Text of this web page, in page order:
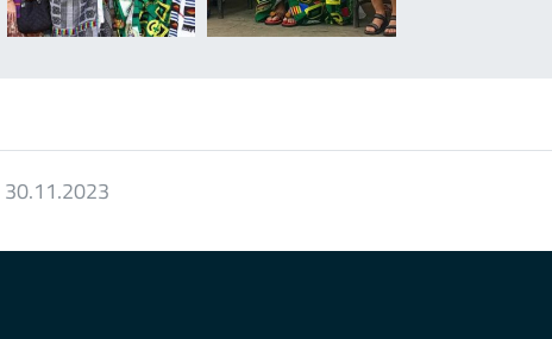
30.11.2023